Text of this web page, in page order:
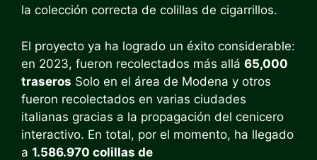
la colección correcta de colillas de cigarrillos.
El proyecto ya ha logrado un éxito considerable:
en 2023, fueron recolectados más allá 65,000
traseros Solo en el área de Modena y otros
fueron recolectados en varias ciudades
italianas gracias a la propagación del cenicero
interactivo. En total, por el momento, ha llegado
a 1.586.970 colillas de